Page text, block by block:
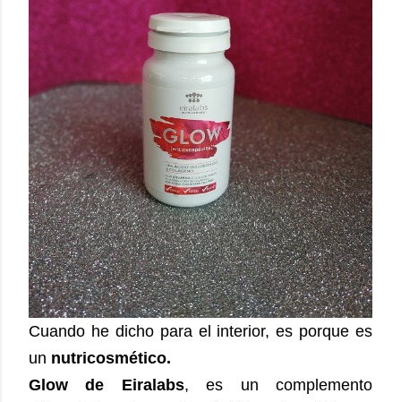
Cuando he dicho para el interior, es porque es
un nutricosmético.
Glow de Eiralabs, es un complemento